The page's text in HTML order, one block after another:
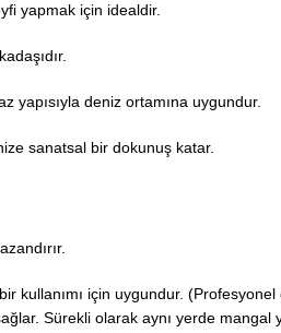
yapmak için idealdir.
yapısıyla deniz ortamına uygundur.
sanatsal bir dokunuş katar.
için uygundur.
Sürekli olarak aynı yerde